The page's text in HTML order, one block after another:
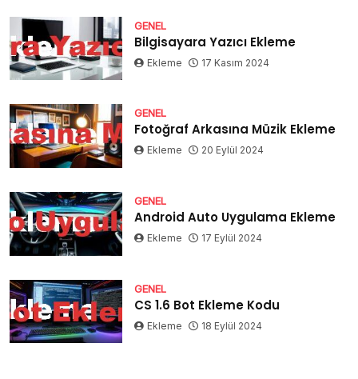
GENEL
Bilgisayara Yazıcı Ekleme
Ekleme 17 Kasım 2024
GENEL
Fotoğraf Arkasına Müzik Ekleme
Ekleme 20 Eylül 2024
GENEL
Android Auto Uygulama Ekleme
Ekleme 17 Eylül 2024
GENEL
CS 1.6 Bot Ekleme Kodu
Ekleme 18 Eylül 2024